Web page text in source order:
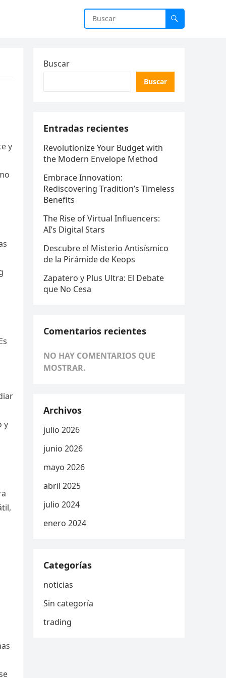
y
y
Buscar
Buscar
Entradas recientes
Revolutionize Your Budget with
the Modern Envelope Method
Embrace Innovation:
Rediscovering Tradition’s Timeless
Benefits
The Rise of Virtual Influencers:
AI’s Digital Stars
Descubre el Misterio Antisísmico
de la Pirámide de Keops
Zapatero y Plus Ultra: El Debate
que No Cesa
Comentarios recientes
NO HAY COMENTARIOS QUE
MOSTRAR.
Archivos
julio 2026
junio 2026
mayo 2026
abril 2025
julio 2024
enero 2024
Categorías
noticias
Sin categoría
trading